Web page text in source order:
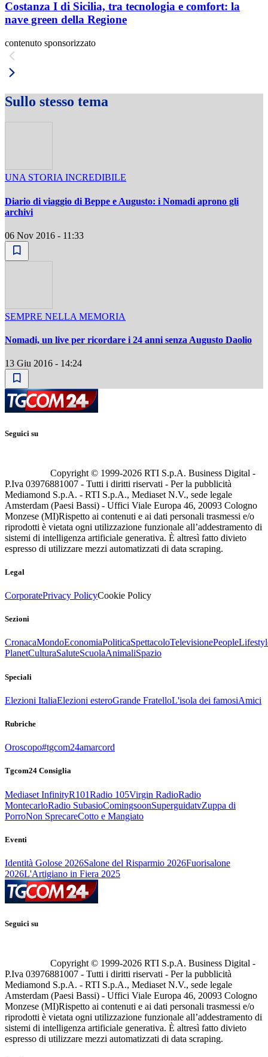
Costanza I di Sicilia, tra tecnologia e comfort: la
nave green della Regione
contenuto sponsorizzato
Sullo stesso tema
UNA STORIA INCREDIBILE
Diario di viaggio di Beppe e Augusto: i Nomadi aprono gli
archivi
06 Nov 2016 - 11:33
SEMPRE NELLA MEMORIA
Nomadi, un live per ricordare i 24 anni senza Augusto Daolio
13 Giu 2016 - 14:24
Seguici su
Copyright © 1999-2026 RTI S.p.A. Business Digital -
P.Iva 03976881007 - Tutti i diritti riservati - Per la pubblicità
Mediamond S.p.A. - RTI S.p.A., Mediaset N.V., sede legale
Amsterdam (Paesi Bassi) - Uffici Viale Europa 46, 20093 Cologno
Monzese (MI)Rispetto ai contenuti e ai dati personali trasmessi e/o
riprodotti è vietata ogni utilizzazione funzionale all’addestramento di
sistemi di intelligenza artificiale generativa. È altresì fatto divieto
espresso di utilizzare mezzi automatizzati di data scraping.
Legal
CorporatePrivacy PolicyCookie Policy
Sezioni
CronacaMondoEconomiaPoliticaSpettacoloTelevisionePeople
PlanetCulturaSaluteScuolaAnimaliSpazio
Speciali
Elezioni ItaliaElezioni esteroGrande FratelloL'isola dei famosiAmici
Rubriche
Oroscopo#tgcom24amarcord
Tgcom24 Consiglia
Mediaset InfinityR101Radio 105Virgin RadioRadio
MontecarloRadio SubasioComingsoonSuperguidatvZuppa di
PorroNon SprecareCotto e Mangiato
Eventi
Identità Golose 2026Salone del Risparmio 2026Fuorisalone
2026L'Artigiano in Fiera 2025
Seguici su
Copyright © 1999-2026 RTI S.p.A. Business Digital -
P.Iva 03976881007 - Tutti i diritti riservati - Per la pubblicità
Mediamond S.p.A. - RTI S.p.A., Mediaset N.V., sede legale
Amsterdam (Paesi Bassi) - Uffici Viale Europa 46, 20093 Cologno
Monzese (MI)Rispetto ai contenuti e ai dati personali trasmessi e/o
riprodotti è vietata ogni utilizzazione funzionale all’addestramento di
sistemi di intelligenza artificiale generativa. È altresì fatto divieto
espresso di utilizzare mezzi automatizzati di data scraping.